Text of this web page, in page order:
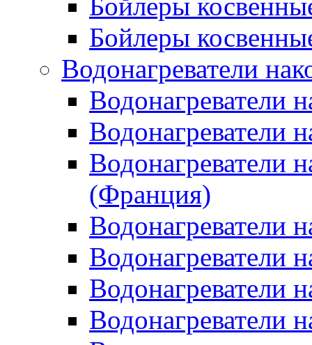
Бойлеры
Водонагреватели
Водонагреватели
Водонагреватели
Водонагреватели
(Франция)
Водонагреватели
Водонагреватели
Водонагреватели
Водонагреватели